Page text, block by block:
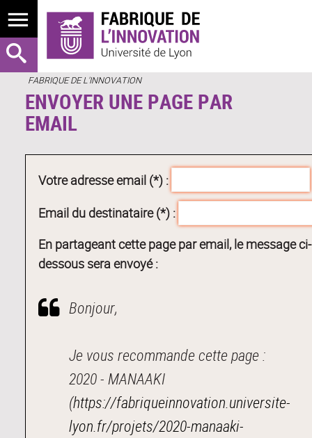
FABRIQUE DE L'INNOVATION
ENVOYER UNE PAGE PAR
EMAIL
Votre adresse email (*) :
Email du destinataire (*) :
En partageant cette page par email, le message ci-
dessous sera envoyé :
Bonjour,
Je vous recommande cette page :
2020 - MANAAKI
(https://fabriqueinnovation.universite-
lyon.fr/projets/2020-manaaki-